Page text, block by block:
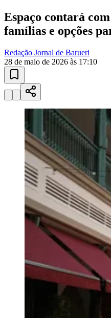
AldeiaAldeia da Serra Aldeia de
JubranBelval BethavilleBoa
RegiãoCotiaCruz PretaEngenho
MilitarItapeviJandiraJardim Audir
Califórnia
EsperançaJardim Graziela
JulioJardim Líbano
MutingaJardim Paraíso
Jardim São PedroJardim
Jardim Tupanci
Camargos
Parque Imperial
do Bom JesusRecanto Phrynéa
ParnaíbaSilveiraTamboréVale do
do CondeVila Engenho Novo
EscadaVila PortoVotupoca
Para Sua Empresa
Anuncie no Portal
Guia de Empresas
Divulgar VagasNovo
Publicidade Legal
Negócios Regionais
Segurança Regional
Hospitais Estaduais
Parques & Represas
Cidades da Região
Santana de Parnaíba
Espaço contará
famílias e opções
Redação Jornal de Barueri
28 de maio de 2026 às 17:10